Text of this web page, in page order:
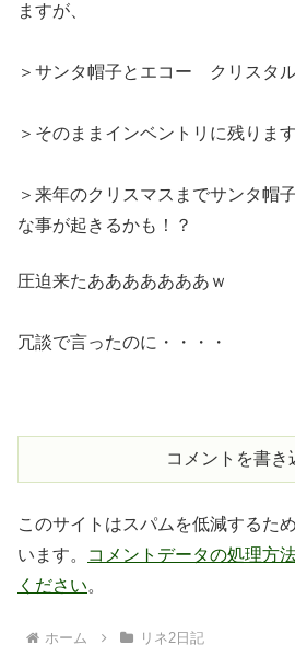
ますが、
＞サンタ帽子とエコー クリスタ
＞そのままインベントリに残ります
＞来年のクリスマスまでサンタ帽
な事が起きるかも！？
圧迫来たあああああああｗ
冗談で言ったのに・・・・
コメントを書き
このサイトはスパムを低減するた
います。
コメントデータの処理方
ください。
ホーム リネ2日記